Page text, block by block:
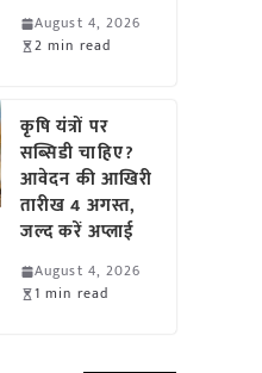
August 4, 2026
2 min read
कृषि यंत्रों पर
सब्सिडी चाहिए?
आवेदन की आखिरी
तारीख 4 अगस्त,
जल्द करें अप्लाई
August 4, 2026
1 min read